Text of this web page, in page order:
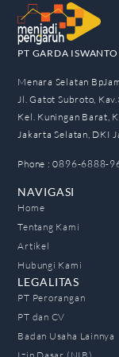
PT GARDA
Menara Selatan
Jl. Gatot Subroto,
Kel. Kuningan Barat,
Jakarta Selatan, DKI
Phone : 0896-6888-
NAVIGASI
Home
Tentang Kami
Artikel
Hubungi Kami
LEGALITAS
PT Perorangan
PT dan CV
Badan Usaha Lainnya